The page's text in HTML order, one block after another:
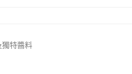
特醬料